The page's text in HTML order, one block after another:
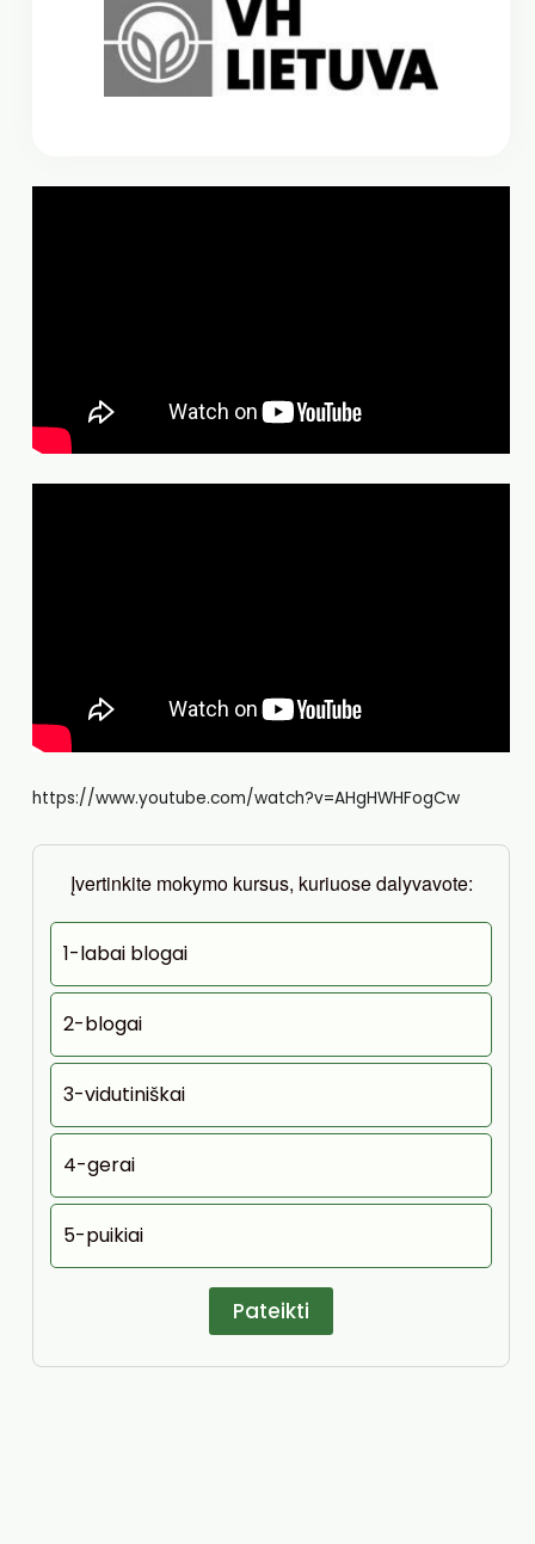
https://www.youtube.com/watch?v=AHgHWHFogCw
Įvertinkite mokymo kursus, kuriuose dalyvavote:
1-labai blogai
2-blogai
3-vidutiniškai
4-gerai
5-puikiai